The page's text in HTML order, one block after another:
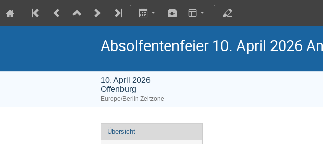
Absolfentenfeier 10. April 2026
10. April 2026
Offenburg
Europe/Berlin Zeitzone
Übersicht